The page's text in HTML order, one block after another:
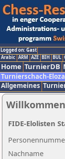
Logged on: Gast
Arabic ARM AZE BIH BUL
Home TurnierDB
Turnierschach-
Allgemeines
Nachname
FIDE-Elolisten